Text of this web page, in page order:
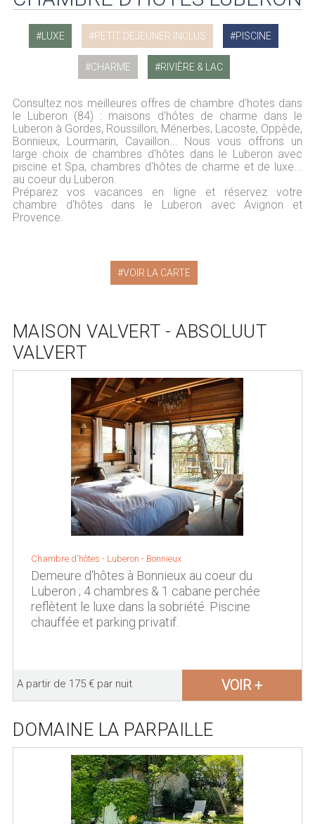
LUXE PETIT DEJEUNER INCLUS PISCINE
CHARME RIVIÈRE & LAC
Consultez nos meilleures offres de chambre d'hotes dans
le Luberon (84) : maisons d'hôtes de charme dans le
Luberon à Gordes, Roussillon, Ménerbes, Lacoste, Oppède,
Bonnieux, Lourmarin, Cavaillon... Nous vous offrons un
large choix de chambres d'hôtes dans le Luberon avec
piscine et Spa, chambres d'hôtes de charme et de luxe...
au coeur du Luberon.
Préparez vos vacances en ligne et réservez votre
chambre d'hôtes dans le Luberon avec Avignon et
Provence.
VOIR LA CARTE
MAISON VALVERT - ABSOLUUT
VALVERT
Chambre d'hôtes - Luberon - Bonnieux
Demeure d'hôtes à Bonnieux au coeur du
Luberon ; 4 chambres & 1 cabane perchée
reflètent le luxe dans la sobriété. Piscine
chauffée et parking privatif.
A partir de 175 € par nuit VOIR +
DOMAINE LA PARPAILLE